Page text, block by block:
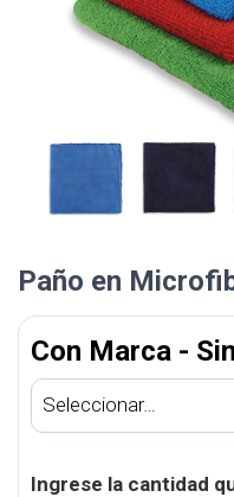
Paño en
Con Marca -
Ingrese la cantidad